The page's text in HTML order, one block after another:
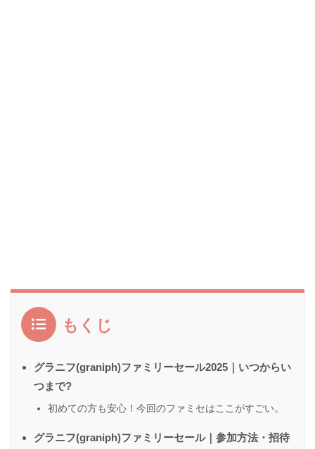
もくじ
グラニフ(graniph)ファミリーセール2025｜いつからい
つまで?
初めての方も安心！今回のファミセはここがすごい。
グラニフ(graniph)ファミリーセール｜参加方法・招待